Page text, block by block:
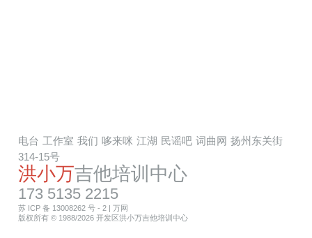
电台 工作室 我们 哆来咪 江湖 民谣吧 词曲网 扬州东关街
314-15号
洪小万吉他培训中心
173 5135 2215
苏 ICP 备 13008262 号 - 2 |万网
版权所有 © 1988/2026 开发区洪小万吉他培训中心